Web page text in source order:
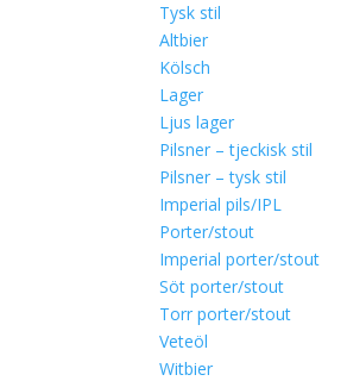
Tysk stil
Altbier
Kölsch
Lager
Ljus lager
Pilsner – tjeckisk stil
Pilsner – tysk stil
Imperial pils/IPL
Porter/stout
Imperial porter/stout
Söt porter/stout
Torr porter/stout
Veteöl
Witbier